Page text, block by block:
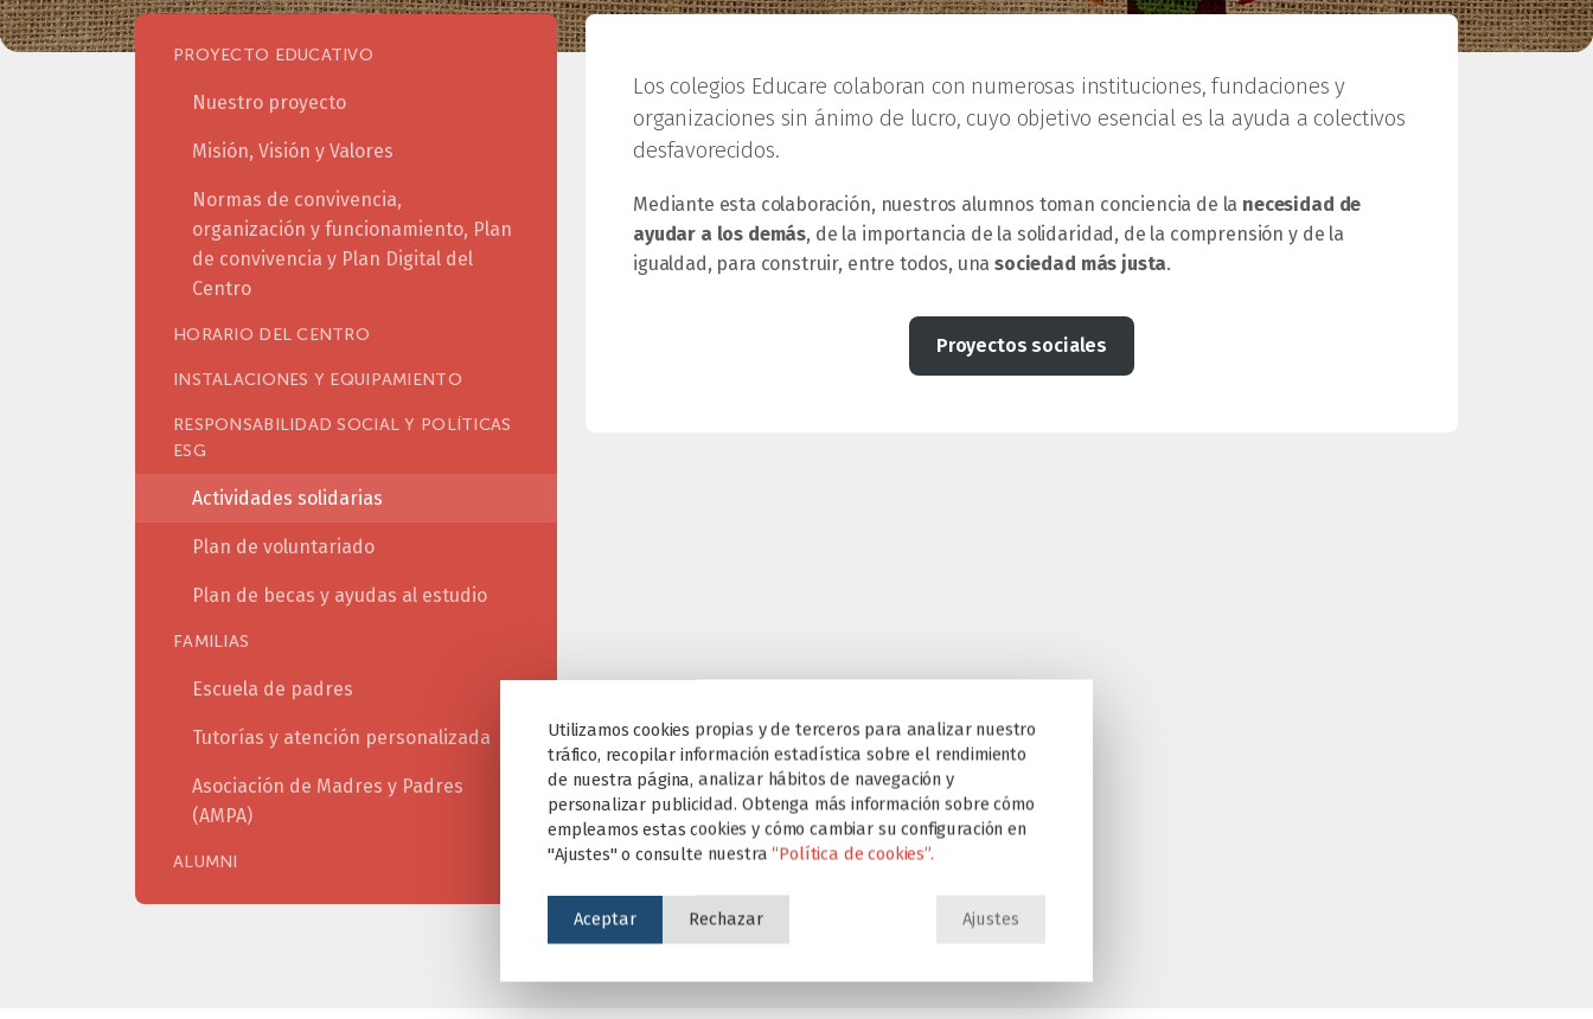
Los colegios Educare colaboran con numerosas instituciones, fundaciones y
organizaciones sin ánimo de lucro, cuyo objetivo esencial es la ayuda a colectivos
desfavorecidos.
Mediante esta colaboración, nuestros alumnos toman conciencia de la necesidad de
ayudar a los demás, de la importancia de la solidaridad, de la comprensión y de la
igualdad, para construir, entre todos, unasociedad más justa.
Proyectos sociales
PROYECTO EDUCATIVO
Nuestro proyecto
Misión, Visión y Valores
Normas de convivencia,
organización y funcionamiento, Plan
de convivencia y Plan Digital del
Centro
HORARIO DEL CENTRO
INSTALACIONES Y EQUIPAMIENTO
RESPONSABILIDAD SOCIAL Y POLÍTICAS
ESG
Actividades solidarias
Plan de voluntariado
Plan de becas y ayudas al estudio
FAMILIAS
Escuela de padres
Tutorías y atención personalizada
Asociación de Madres y Padres
(AMPA)
ALUMNI
Utilizamos cookies propias y de terceros para analizar nuestro
tráfico, recopilar información estadística sobre el rendimiento
de nuestra página, analizar hábitos de navegación y
personalizar publicidad. Obtenga más información sobre cómo
empleamos estas cookies y cómo cambiar su configuración en
"Ajustes" o consulte nuestra“Política de cookies”.
Aceptar Rechazar Ajustes